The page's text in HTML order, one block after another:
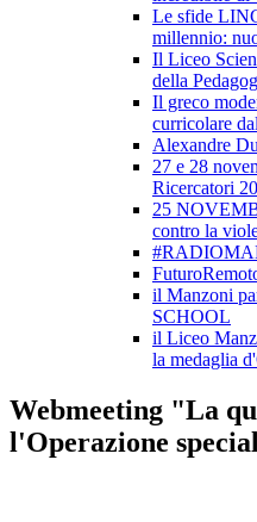
Le sfide
millennio:
Il Liceo
della
Il greco
curricolare
Alexandre
27 e 28
Ricercatori
25
contro la
il Manzoni
SCHOOL
il Liceo
la medaglia
Webmeeting "La
l'Operazione